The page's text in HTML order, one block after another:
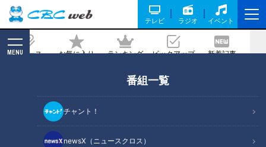
テレビ ラジオ イベント
ニュース お気に入り ランキング ピックアップ 新着記事
MENU
番組一覧
チャント！
newsX（ニュースクロス）
音トークでドラゴンズ戦力チェック！
記事に戻る